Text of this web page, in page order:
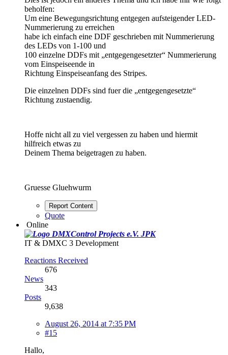
beholfen:
Um eine Bewegungsrichtung entgegen aufsteigender LED-
Nummerierung zu erreichen
habe ich einfach eine DDF geschrieben mit Nummerierung
des LEDs von 1-100 und
100 einzelne DDFs mit „entgegengesetzter“ Nummerierung
vom Einspeiseende in
Richtung Einspeiseanfang des Stripes.
Die einzelnen DDFs sind fuer die „entgegengesetzte“
Richtung zustaendig.
Hoffe nicht all zu viel vergessen zu haben und hiermit
hilfreich etwas zu
Deinem Thema beigetragen zu haben.
Gruesse Gluehwurm
Report Content
Quote
Online
JPK
IT & DMXC 3 Development
Reactions Received
676
News
343
Posts
9,638
August 26, 2014 at 7:35 PM
#15
Hallo,